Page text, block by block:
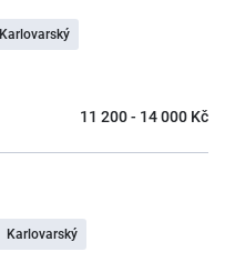
Karlovarský
11 200 - 14 000 Kč
Karlovarský